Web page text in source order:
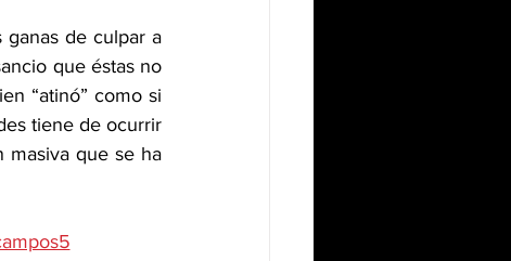
ganas de culpar a
que éstas no
“atinó” como si
tiene de ocurrir
masiva que se ha